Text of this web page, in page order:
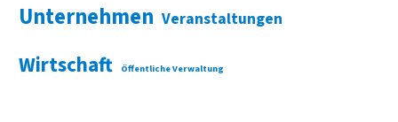
Unternehmen Veranstaltungen
Wirtschaft Öffentliche Verwaltung